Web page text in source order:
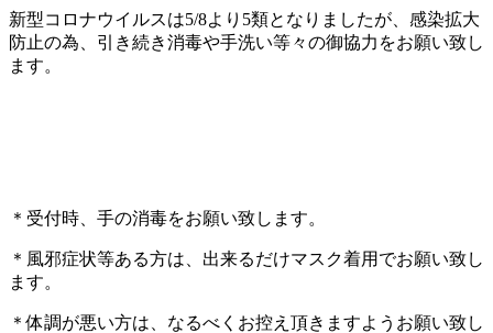
新型コロナウイルスは5/8より5類となりましたが、感染拡大
防止の為、引き続き消毒や手洗い等々の御協力をお願い致し
ます。
＊受付時、手の消毒をお願い致します。
＊風邪症状等ある方は、出来るだけマスク着用でお願い致し
ます。
＊体調が悪い方は、なるべくお控え頂きますようお願い致し